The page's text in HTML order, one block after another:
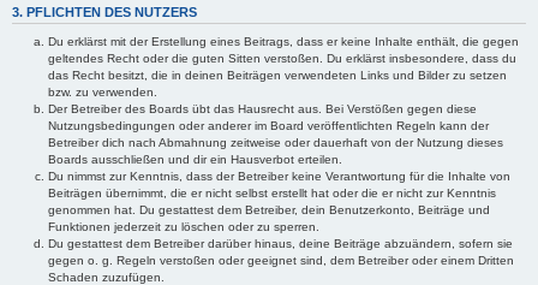
3. PFLICHTEN DES NUTZERS
Du erklärst mit der Erstellung eines Beitrags, dass er keine Inhalte enthält, die gegen
geltendes Recht oder die guten Sitten verstoßen. Du erklärst insbesondere, dass du
das Recht besitzt, die in deinen Beiträgen verwendeten Links und Bilder zu setzen
bzw. zu verwenden.
Der Betreiber des Boards übt das Hausrecht aus. Bei Verstößen gegen diese
Nutzungsbedingungen oder anderer im Board veröffentlichten Regeln kann der
Betreiber dich nach Abmahnung zeitweise oder dauerhaft von der Nutzung dieses
Boards ausschließen und dir ein Hausverbot erteilen.
Du nimmst zur Kenntnis, dass der Betreiber keine Verantwortung für die Inhalte von
Beiträgen übernimmt, die er nicht selbst erstellt hat oder die er nicht zur Kenntnis
genommen hat. Du gestattest dem Betreiber, dein Benutzerkonto, Beiträge und
Funktionen jederzeit zu löschen oder zu sperren.
Du gestattest dem Betreiber darüber hinaus, deine Beiträge abzuändern, sofern sie
gegen o. g. Regeln verstoßen oder geeignet sind, dem Betreiber oder einem Dritten
Schaden zuzufügen.